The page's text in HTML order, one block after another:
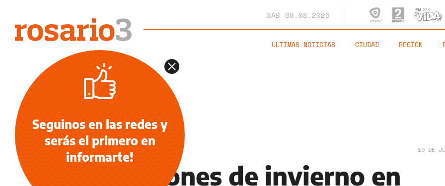
SÁB 08.08.2026
ÚLTIMAS NOTICIAS CIUDAD REGIÓN
OCIO 19 DE
Vacaciones de invierno en
Seguinos en las redes y
serás el primero en
informarte!